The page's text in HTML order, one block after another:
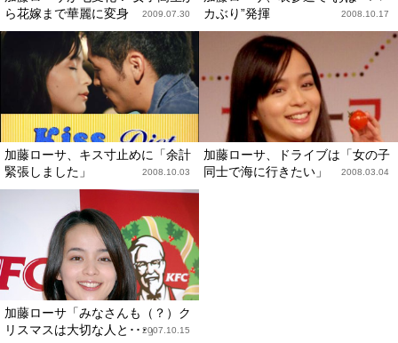
ら花嫁まで華麗に変身
2009.07.30
カぶり”発揮
2008.10.17
加藤ローサ、キス寸止めに「余計
緊張しました」
2008.10.03
加藤ローサ、ドライブは「女の子
同士で海に行きたい」
2008.03.04
加藤ローサ「みなさんも（？）ク
リスマスは大切な人と･･･」2007.10.15